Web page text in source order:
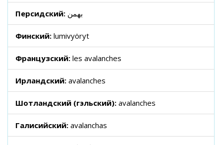
Персидский: بهمن
Финский: lumivyöryt
Французский: les avalanches
Ирландский: avalanches
Шотландский (гэльский): avalanches
Галисийский: avalanchas